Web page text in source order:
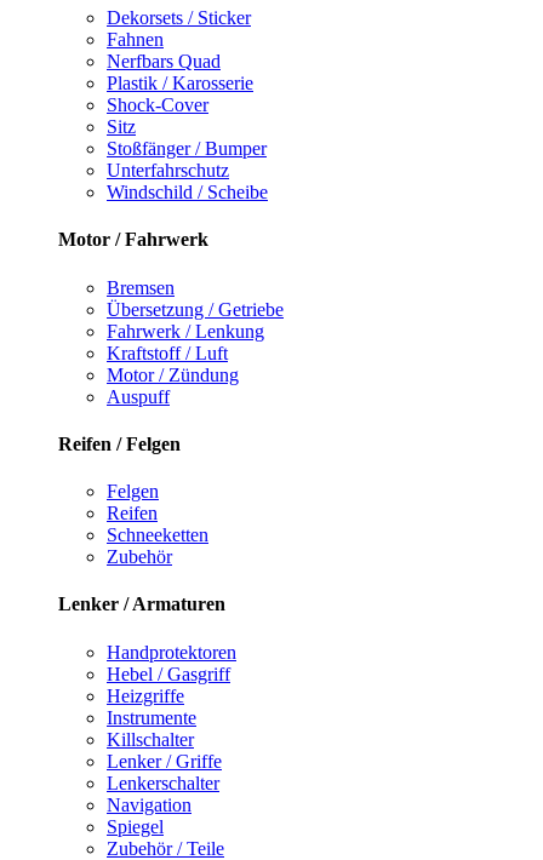
Dekorsets / Sticker
Fahnen
Nerfbars Quad
Plastik / Karosserie
Shock-Cover
Sitz
Stoßfänger / Bumper
Unterfahrschutz
Windschild / Scheibe
Motor / Fahrwerk
Bremsen
Übersetzung / Getriebe
Fahrwerk / Lenkung
Kraftstoff / Luft
Motor / Zündung
Auspuff
Reifen / Felgen
Felgen
Reifen
Schneeketten
Zubehör
Lenker / Armaturen
Handprotektoren
Hebel / Gasgriff
Heizgriffe
Instrumente
Killschalter
Lenker / Griffe
Lenkerschalter
Navigation
Spiegel
Zubehör / Teile